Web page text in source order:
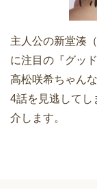
主人公の新堂湊
に注目の『グッ
高松咲希ちゃん
4話を見逃してし
介します。